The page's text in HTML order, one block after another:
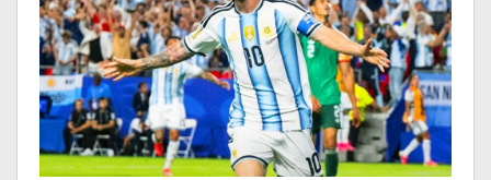
Tech